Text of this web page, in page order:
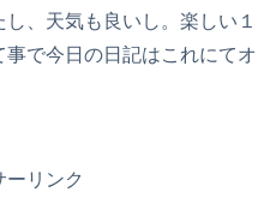
、天気も良いし。楽しい１
で今日の日記はこれにてオ
ーリンク